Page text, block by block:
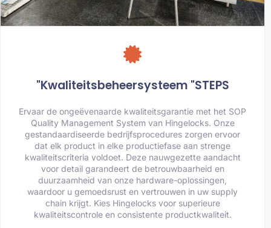
"Kwaliteitsbeheersysteem "STEPS
Ervaar de ongeëvenaarde kwaliteitsgarantie met het SOP
Quality Management System van Hingelocks. Onze
gestandaardiseerde bedrijfsprocedures zorgen ervoor
dat elk product in elke productiefase aan strenge
kwaliteitscriteria voldoet. Deze nauwgezette aandacht
voor detail garandeert de betrouwbaarheid en
duurzaamheid van onze hardware-oplossingen,
waardoor u gemoedsrust en vertrouwen in uw supply
chain krijgt. Kies Hingelocks voor superieure
kwaliteitscontrole en consistente productkwaliteit.